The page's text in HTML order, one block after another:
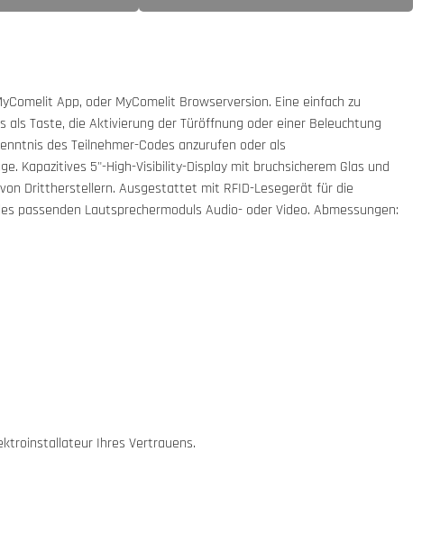
App, oder MyComelit Browserversion. Eine einfach zu
Taste, die Aktivierung der Türöffnung oder einer Beleuchtung
des Teilnehmer-Codes anzurufen oder als
Kapazitives 5"-High-Visibility-Display mit bruchsicherem Glas und
Drittherstellern. Ausgestattet mit RFID-Lesegerät für die
passenden Lautsprechermoduls Audio- oder Video. Abmessungen:
Ihres Vertrauens.